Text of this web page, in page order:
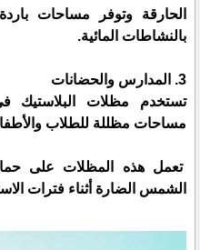
الحارقة وتوفر مساحات
بالنشاطات المائية.
3. المدارس والحضانات
تستخدم مظلات البلاستيك
مساحات مظللة للطلاب
تعمل هذه المظلات على
الشمس الضارة أثناء فترات